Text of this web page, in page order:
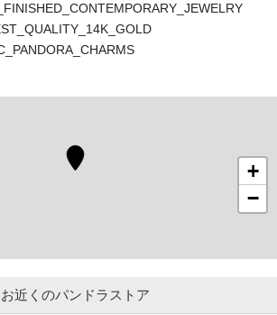
+
−
お近くのパンドラストア